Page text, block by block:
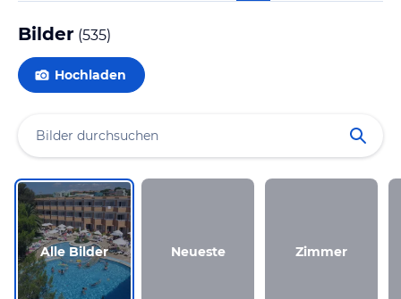
Bilder (535)
Hochladen
Alle Bilder Neueste Zimmer